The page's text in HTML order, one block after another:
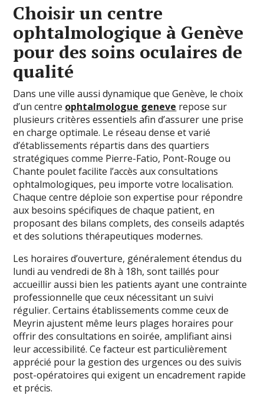
Choisir un centre
ophtalmologique à Genève
pour des soins oculaires de
qualité
Dans une ville aussi dynamique que Genève, le choix
d’un centre ophtalmologue geneve repose sur
plusieurs critères essentiels afin d’assurer une prise
en charge optimale. Le réseau dense et varié
d’établissements répartis dans des quartiers
stratégiques comme Pierre-Fatio, Pont-Rouge ou
Chante poulet facilite l’accès aux consultations
ophtalmologiques, peu importe votre localisation.
Chaque centre déploie son expertise pour répondre
aux besoins spécifiques de chaque patient, en
proposant des bilans complets, des conseils adaptés
et des solutions thérapeutiques modernes.
Les horaires d’ouverture, généralement étendus du
lundi au vendredi de 8h à 18h, sont taillés pour
accueillir aussi bien les patients ayant une contrainte
professionnelle que ceux nécessitant un suivi
régulier. Certains établissements comme ceux de
Meyrin ajustent même leurs plages horaires pour
offrir des consultations en soirée, amplifiant ainsi
leur accessibilité. Ce facteur est particulièrement
apprécié pour la gestion des urgences ou des suivis
post-opératoires qui exigent un encadrement rapide
et précis.